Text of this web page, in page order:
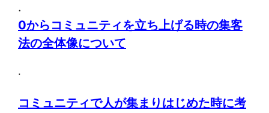
.
0からコミュニティを立ち上げる時の集客
法の全体像について
.
コミュニティで人が集まりはじめた時に考